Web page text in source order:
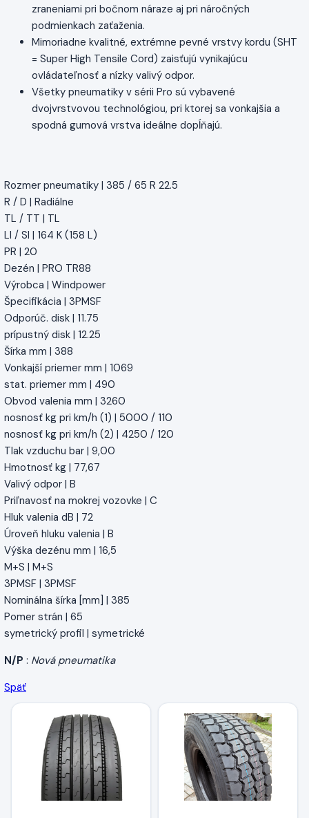
zraneniami pri bočnom náraze aj pri náročných
podmienkach zaťaženia.
Mimoriadne kvalitné, extrémne pevné vrstvy kordu (SHT
= Super High Tensile Cord) zaisťujú vynikajúcu
ovládateľnosť a nízky valivý odpor.
Všetky pneumatiky v sérii Pro sú vybavené
dvojvrstvovou technológiou, pri ktorej sa vonkajšia a
spodná gumová vrstva ideálne dopĺňajú.
Rozmer pneumatiky | 385 / 65 R 22.5
R / D | Radiálne
TL / TT | TL
LI / SI | 164 K (158 L)
PR | 20
Dezén | PRO TR88
Výrobca | Windpower
Špecifikácia | 3PMSF
Odporúč. disk | 11.75
prípustný disk | 12.25
Šírka mm | 388
Vonkajší priemer mm | 1069
stat. priemer mm | 490
Obvod valenia mm | 3260
nosnosť kg pri km/h (1) | 5000 / 110
nosnosť kg pri km/h (2) | 4250 / 120
Tlak vzduchu bar | 9,00
Hmotnosť kg | 77,67
Valivý odpor | B
Priľnavosť na mokrej vozovke | C
Hluk valenia dB | 72
Úroveň hluku valenia | B
Výška dezénu mm | 16,5
M+S | M+S
3PMSF | 3PMSF
Nominálna šírka [mm] | 385
Pomer strán | 65
symetrický profil | symetrické
N/P : Nová pneumatika
Späť